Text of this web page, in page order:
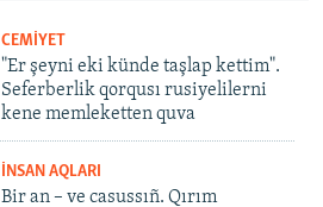
CEMİYET
"Er şeyni eki künde taşlap kettim".
Seferberlik qorqusı rusiyelilerni
kene memleketten quva
İNSAN AQLARI
Bir an – ve casussıñ. Qırım